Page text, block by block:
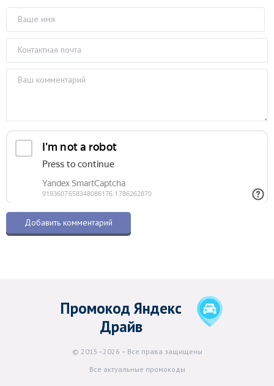
Промокод Яндекс
Драйв
© 2015–2026 – Все права защищены
Все актуальные промокоды